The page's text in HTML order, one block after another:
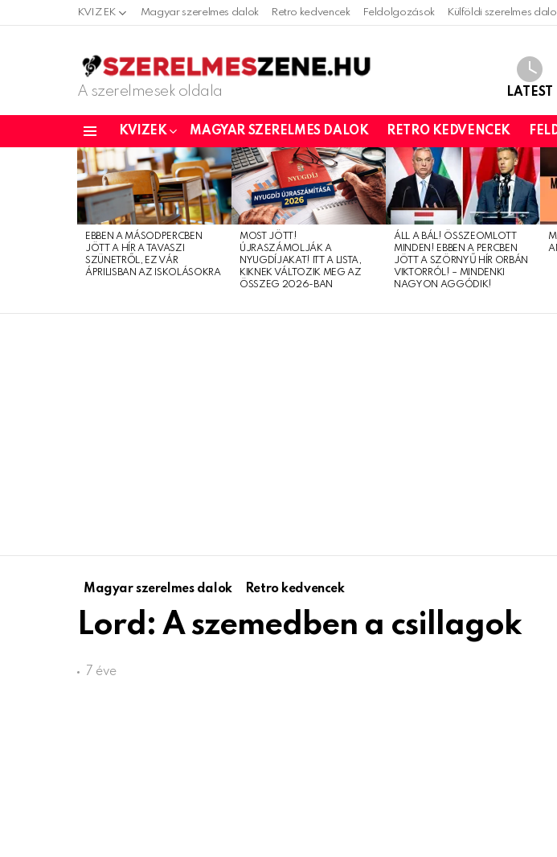
KVIZEK Magyar szerelmes dalok Retro kedvencek Feldolgozások Külföldi szerelmes
A szerelmesek oldala LATEST
KVIZEK MAGYAR SZERELMES DALOK RETRO KEDVENCEK
LATEST
STORIES
EBBEN A MÁSODPERCBEN
JÖTT A HÍR A TAVASZI
SZÜNETRŐL, EZ VÁR
ÁPRILISBAN AZ ISKOLÁSOKRA
MOST JÖTT!
ÚJRASZÁMOLJÁK A
NYUGDÍJAKAT! ITT A LISTA,
KIKNEK VÁLTOZIK MEG AZ
ÖSSZEG 2026-BAN
ÁLL A BÁL! ÖSSZEOMLOTT
MINDEN! EBBEN A PERCBEN
JÖTT A SZÖRNYŰ HÍR ORBÁN
VIKTORRÓL! – MINDENKI
NAGYON AGGÓDIK!
Magyar szerelmes dalok Retro kedvencek
Lord: A szemedben a csillagok
7 éve